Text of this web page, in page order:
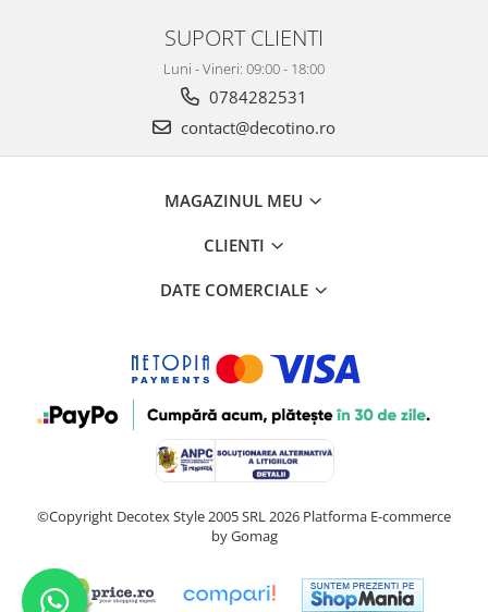
SUPORT CLIENTI
Luni - Vineri: 09:00 - 18:00
0784282531
contact@decotino.ro
MAGAZINUL MEU
CLIENTI
DATE COMERCIALE
©Copyright Decotex Style 2005 SRL 2026 Platforma E-commerce
by Gomag